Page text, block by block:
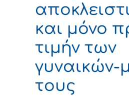
και μόνο
τιμήν των
γυναικών-
τους